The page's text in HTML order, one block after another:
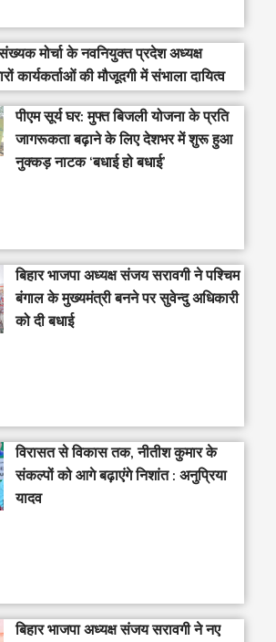
मोर्चा के नवनियुक्त प्रदेश अध्यक्ष
कार्यकर्ताओं की मौजूदगी में संभाला दायित्व
पीएम सूर्य घर: मुफ्त बिजली योजना के प्रति
जागरूकता बढ़ाने के लिए देशभर में शुरू हुआ
नुक्कड़ नाटक ‘बधाई हो बधाई’
‎बिहार भाजपा अध्यक्ष संजय सरावगी ने पश्चिम
बंगाल के मुख्यमंत्री बनने पर सुवेन्दु अधिकारी
को दी बधाई
विरासत से विकास तक, नीतीश कुमार के
संकल्पों को आगे बढ़ाएंगे निशांत : अनुप्रिया
यादव
बिहार भाजपा अध्यक्ष संजय सरावगी ने नए